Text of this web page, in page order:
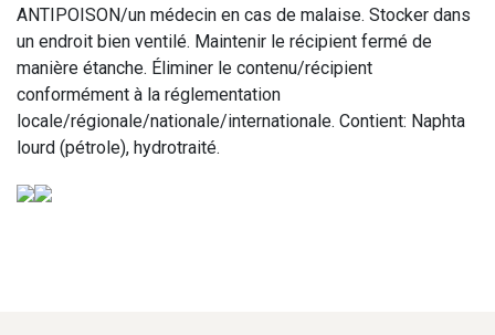
ANTIPOISON/un médecin en cas de malaise. Stocker dans
un endroit bien ventilé. Maintenir le récipient fermé de
manière étanche. Éliminer le contenu/récipient
conformément à la réglementation
locale/régionale/nationale/internationale. Contient: Naphta
lourd (pétrole), hydrotraité.